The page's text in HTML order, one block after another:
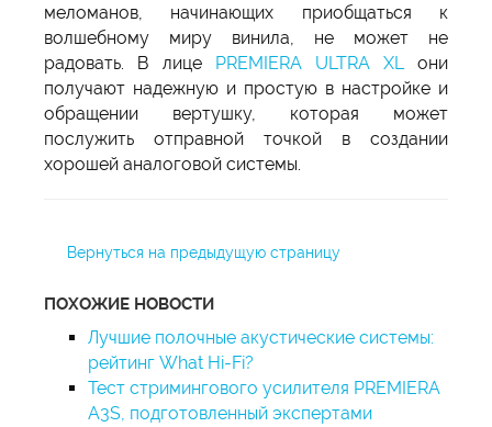
меломанов, начинающих приобщаться к
волшебному миру винила, не может не
радовать. В лице PREMIERA ULTRA XLони
получают надежную и простую в настройке и
обращении вертушку, которая может
послужить отправной точкой в создании
хорошей аналоговой системы.
Вернуться на предыдущую страницу
ПОХОЖИЕ НОВОСТИ
Лучшие полочные акустические системы:
рейтинг What Hi-Fi?
Тест стримингового усилителя PREMIERA
A3S, подготовленный экспертами